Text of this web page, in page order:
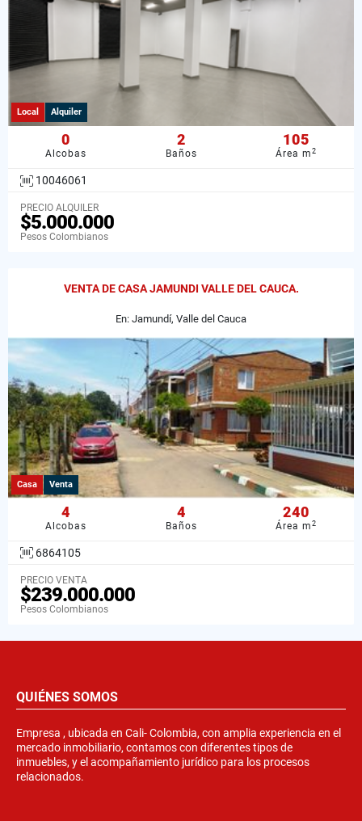
Local Alquiler
0
Alcobas
2
Baños
105
Área m2
10046061
PRECIO ALQUILER
$5.000.000
Pesos Colombianos
VENTA DE CASA JAMUNDI VALLE DEL CAUCA.
En: Jamundí, Valle del Cauca
Casa Venta
4
Alcobas
4
Baños
240
Área m2
6864105
PRECIO VENTA
$239.000.000
Pesos Colombianos
QUIÉNES SOMOS
Empresa , ubicada en Cali- Colombia, con amplia experiencia en el
mercado inmobiliario, contamos con diferentes tipos de
inmuebles, y el acompañamiento jurídico para los procesos
relacionados.